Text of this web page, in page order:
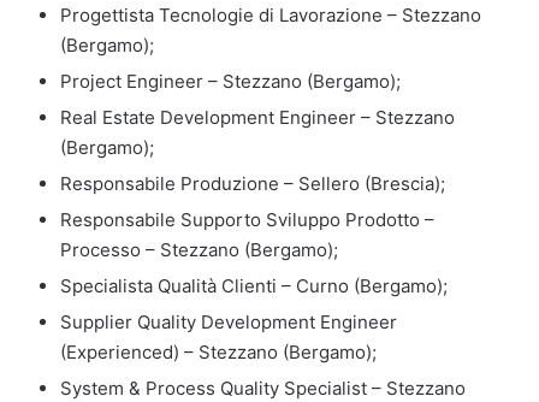
Progettista Tecnologie di Lavorazione – Stezzano
(Bergamo);
Project Engineer – Stezzano (Bergamo);
Real Estate Development Engineer – Stezzano
(Bergamo);
Responsabile Produzione – Sellero (Brescia);
Responsabile Supporto Sviluppo Prodotto –
Processo – Stezzano (Bergamo);
Specialista Qualità Clienti – Curno (Bergamo);
Supplier Quality Development Engineer
(Experienced) – Stezzano (Bergamo);
System & Process Quality Specialist – Stezzano